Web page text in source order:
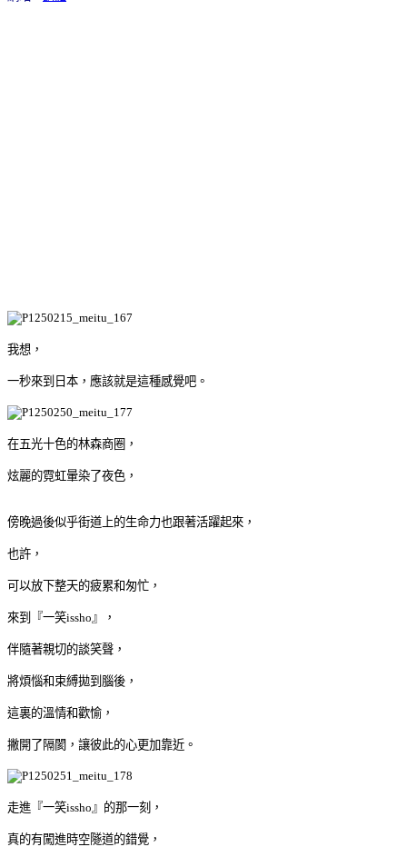
我想，
一秒來到日本，應該就是這種感覺吧。
在五光十色的林森商圈，
炫麗的霓虹暈染了夜色，
傍晚過後似乎街道上的生命力也跟著活躍起來，
也許，
可以放下整天的疲累和匆忙，
來到『一笑issho』，
伴隨著親切的談笑聲，
將煩惱和束縛拋到腦後，
這裏的溫情和歡愉，
撇開了隔閡，讓彼此的心更加靠近。
走進『一笑issho』的那一刻，
真的有闖進時空隧道的錯覺，